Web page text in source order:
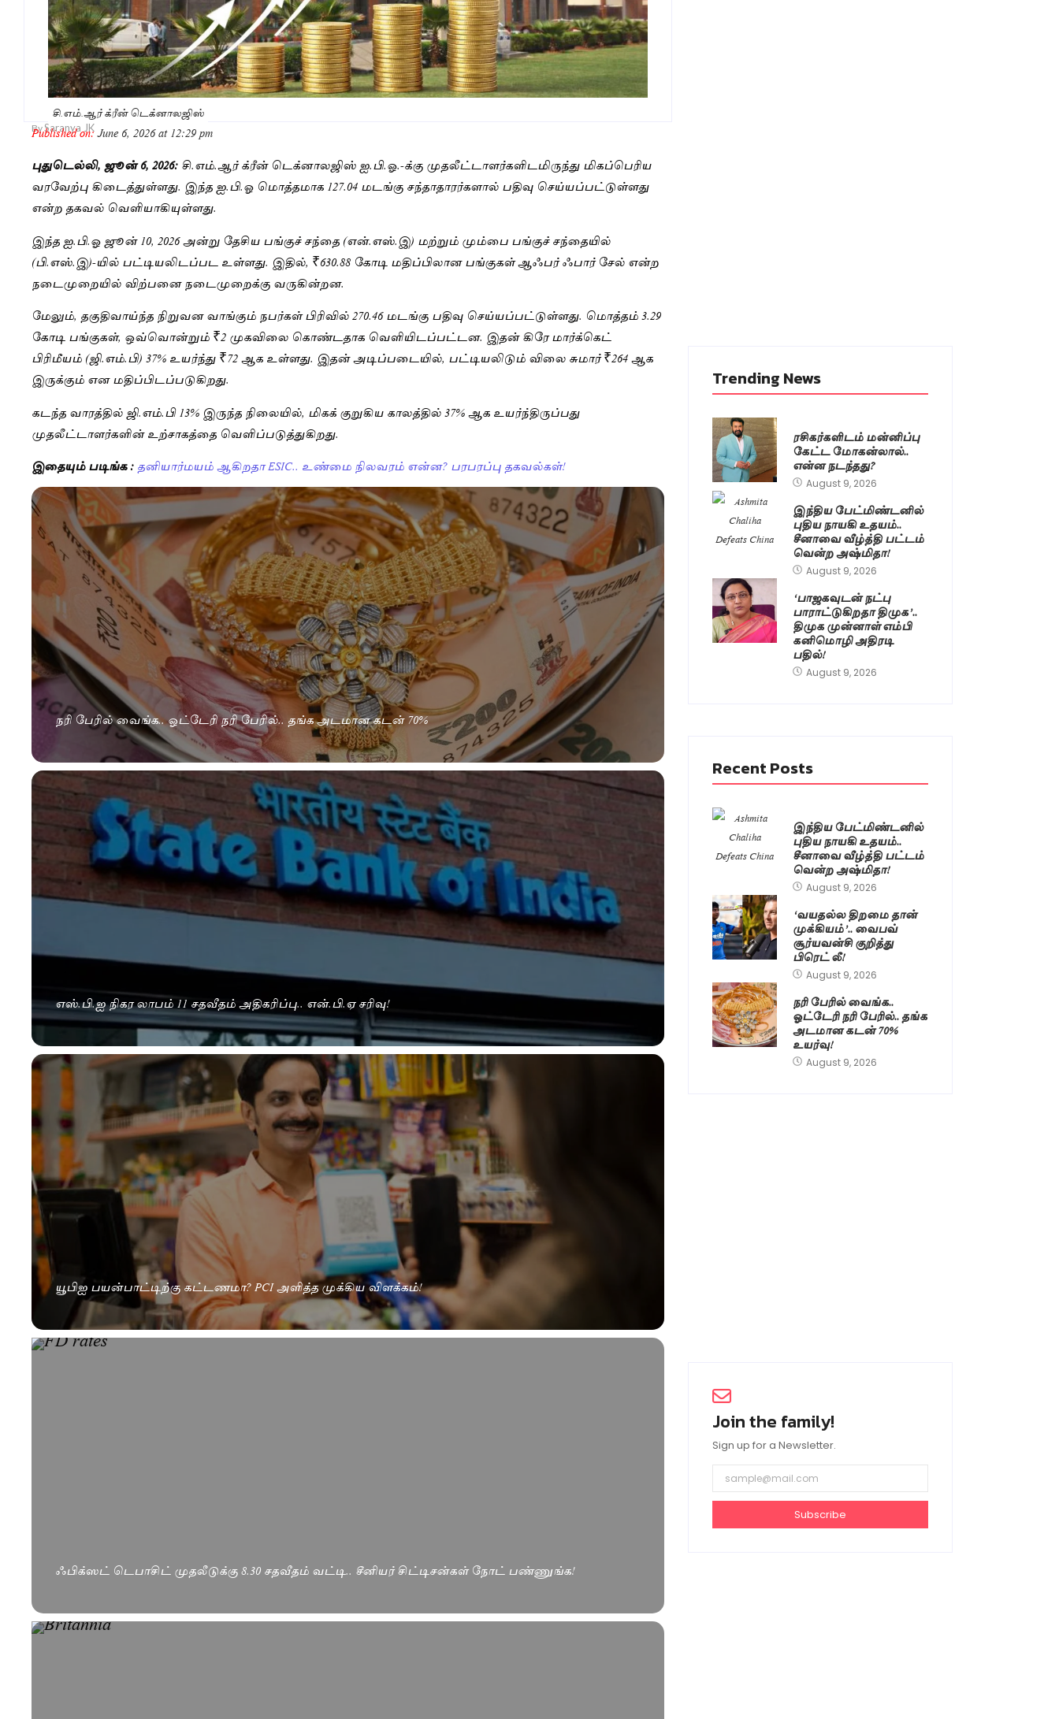
சி.எம்.ஆர் க்ரீன் டெக்னாலஜிஸ்
BySaranya JK
Published on:June 6, 2026 at 12:29 pm
புதுடெல்லி, ஜூன் 6, 2026: சி.எம்.ஆர் க்ரீன் டெக்னாலஜிஸ் ஐ.பி.ஓ.-க்கு முதலீட்டாளர்களிடமிருந்து மிகப்பெரிய
வரவேற்பு கிடைத்துள்ளது. இந்த ஐ.பி.ஓ மொத்தமாக 127.04 மடங்கு சந்தாதாரர்களால் பதிவு செய்யப்பட்டுள்ளது
என்ற தகவல் வெளியாகியுள்ளது.
இந்த ஐ.பி.ஓ ஜூன் 10, 2026 அன்று தேசிய பங்குச் சந்தை (என்.எஸ்.இ) மற்றும் மும்பை பங்குச் சந்தையில்
(பி.எஸ்.இ)-யில் பட்டியலிடப்பட உள்ளது. இதில், ₹630.88 கோடி மதிப்பிலான பங்குகள் ஆஃபர் ஃபார் சேல் என்ற
நடைமுறையில் விற்பனை நடைமுறைக்கு வருகின்றன.
மேலும், தகுதிவாய்ந்த நிறுவன வாங்கும் நபர்கள் பிரிவில் 270.46 மடங்கு பதிவு செய்யப்பட்டுள்ளது. மொத்தம் 3.29
கோடி பங்குகள், ஒவ்வொன்றும் ₹2 முகவிலை கொண்டதாக வெளியிடப்பட்டன. இதன் கிரே மார்க்கெட்
பிரிமீயம் (ஜி.எம்.பி) 37% உயர்ந்து ₹72 ஆக உள்ளது. இதன் அடிப்படையில், பட்டியலிடும் விலை சுமார் ₹264 ஆக
இருக்கும் என மதிப்பிடப்படுகிறது.
கடந்த வாரத்தில் ஜி.எம்.பி 13% இருந்த நிலையில், மிகக் குறுகிய காலத்தில் 37% ஆக உயர்ந்திருப்பது
முதலீட்டாளர்களின் உற்சாகத்தை வெளிப்படுத்துகிறது.
இதையும் படிங்க : தனியார்மயம் ஆகிறதா ESIC.. உண்மை நிலவரம் என்ன? பரபரப்பு தகவல்கள்!
நரி பேரில் வைங்க.. ஓட்டேரி நரி பேரில்.. தங்க அடமான கடன் 70%
எஸ்.பி.ஐ நிகர லாபம் 11 சதவீதம் அதிகரிப்பு.. என்.பி.ஏ சரிவு!
யூபிஐ பயன்பாட்டிற்கு கட்டணமா? PCI அளித்த முக்கிய விளக்கம்!
ஃபிக்ஸட் டெபாசிட் முதலீடுக்கு 8.30 சதவீதம் வட்டி.. சீனியர் சிட்டிசன்கள் நோட் பண்ணுங்க!
Trending News
ரசிகர்களிடம் மன்னிப்பு
கேட்ட மோகன்லால்..
என்ன நடந்தது?
August 9, 2026
இந்திய பேட்மிண்டனில்
புதிய நாயகி உதயம்..
சீனாவை வீழ்த்தி பட்டம்
வென்ற அஷ்மிதா!
August 9, 2026
‘பாஜகவுடன் நட்பு
பாராட்டுகிறதா திமுக’..
திமுக முன்னாள் எம்பி
கனிமொழி அதிரடி
பதில்!
August 9, 2026
Recent Posts
இந்திய பேட்மிண்டனில்
புதிய நாயகி உதயம்..
சீனாவை வீழ்த்தி பட்டம்
வென்ற அஷ்மிதா!
August 9, 2026
‘வயதல்ல திறமை தான்
முக்கியம்’.. வைபவ்
சூர்யவன்சி குறித்து
பிரெட் லீ!
August 9, 2026
நரி பேரில் வைங்க..
ஓட்டேரி நரி பேரில்.. தங்க
அடமான கடன் 70%
உயர்வு!
August 9, 2026
Join the family!
Sign up for a Newsletter.
Subscribe